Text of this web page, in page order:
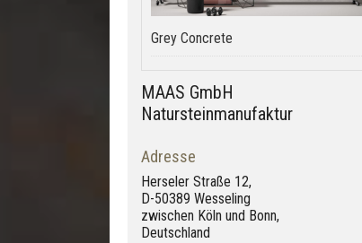
Grey Concrete
MAAS GmbH
Natursteinmanufaktur
Adresse
Herseler Straße 12,
D-50389 Wesseling
zwischen Köln und Bonn,
Deutschland